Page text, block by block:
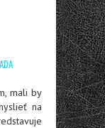
mali by
na